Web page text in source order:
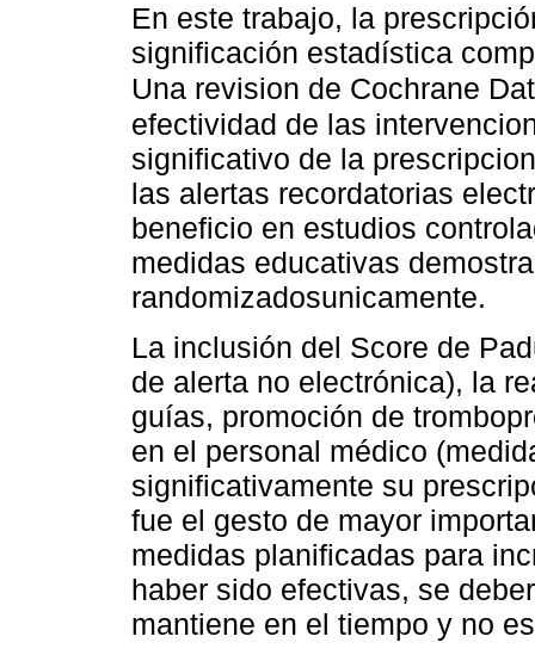
En este trabajo, la
significación estadística
Una revision de Cochrane
efectividad de las
significativo de la
las alertas recordatorias
beneficio en estudios
medidas educativas
randomizadosunicamente.
La inclusión del Score de
de alerta no electrónica), la
guías, promoción de
en el personal médico
significativamente su
fue el gesto de mayor
medidas planificadas para
haber sido efectivas, se
mantiene en el tiempo y no